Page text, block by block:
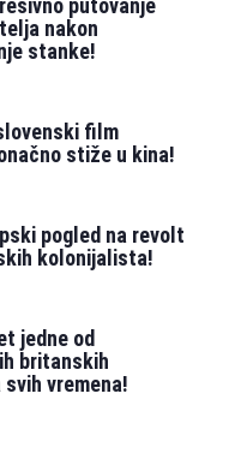
putovanje
nakon
stanke!
film
stiže u kina!
pogled na revolt
kolonijalista!
jedne od
britanskih
vremena!